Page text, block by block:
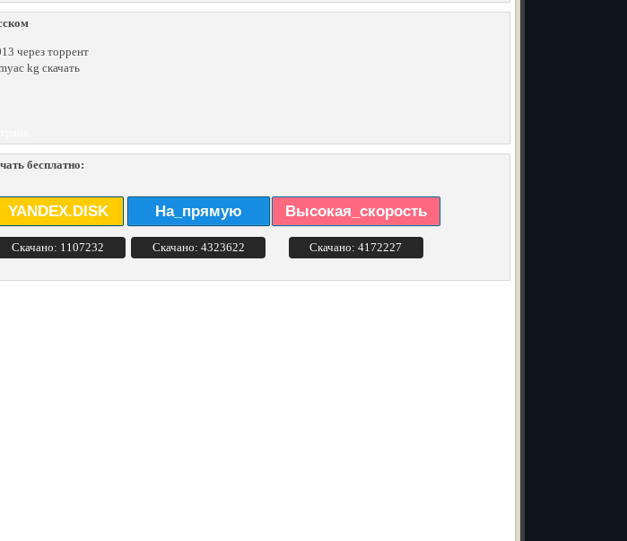
через торрент
kg скачать
бесплатно:
YANDEX.DISK
Скачано: 1107232
На_прямую
Скачано: 4323622
Высокая_скорость
Скачано: 4172227